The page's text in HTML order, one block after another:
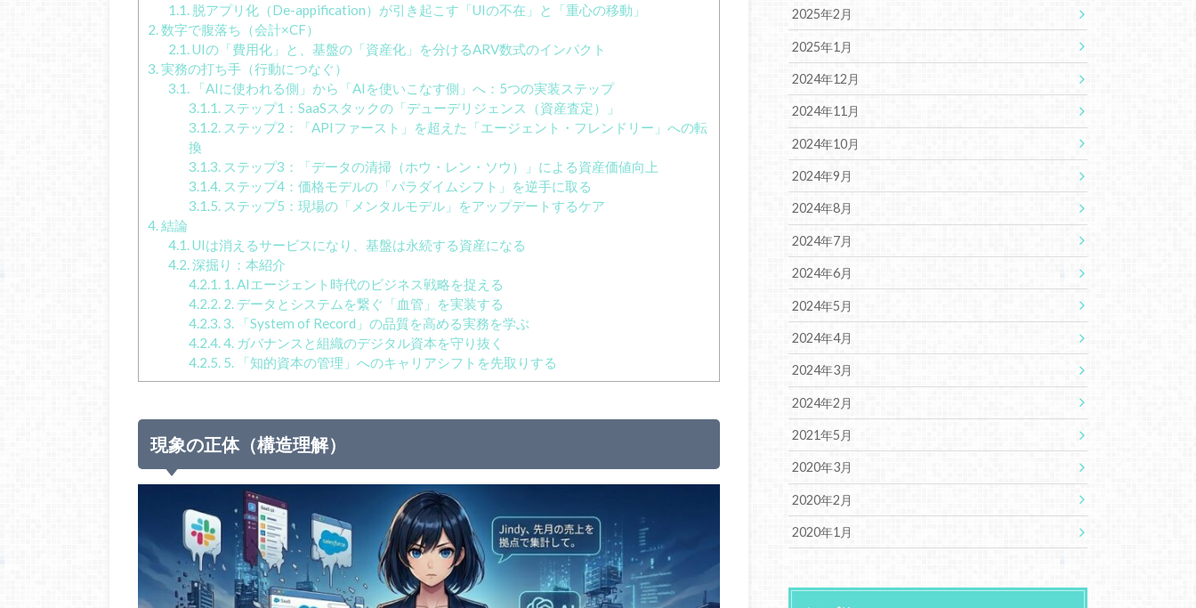
1.1.脱アプリ化（De-appification）が引き起こす「UIの不在」と「重心の移動」
2.数字で腹落ち（会計×CF）
2.1.UIの「費用化」と、基盤の「資産化」を分けるARV数式のインパクト
3.実務の打ち手（行動につなぐ）
3.1.「AIに使われる側」から「AIを使いこなす側」へ：5つの実装ステップ
3.1.1.ステップ1：SaaSスタックの「デューデリジェンス（資産査定）」
3.1.2.ステップ2：「APIファースト」を超えた「エージェント・フレンドリー」への転
換
3.1.3.ステップ3：「データの清掃（ホウ・レン・ソウ）」による資産価値向上
3.1.4.ステップ4：価格モデルの「パラダイムシフト」を逆手に取る
3.1.5.ステップ5：現場の「メンタルモデル」をアップデートするケア
4.結論
4.1.UIは消えるサービスになり、基盤は永続する資産になる
4.2.深掘り：本紹介
4.2.1.1. AIエージェント時代のビジネス戦略を捉える
4.2.2.2. データとシステムを繋ぐ「血管」を実装する
4.2.3.3. 「System of Record」の品質を高める実務を学ぶ
4.2.4.4. ガバナンスと組織のデジタル資本を守り抜く
4.2.5.5. 「知的資本の管理」へのキャリアシフトを先取りする
現象の正体（構造理解）
2025年2月
2025年1月
2024年12月
2024年11月
2024年10月
2024年9月
2024年8月
2024年7月
2024年6月
2024年5月
2024年4月
2024年3月
2024年2月
2021年5月
2020年3月
2020年2月
2020年1月